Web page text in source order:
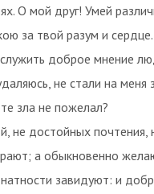
О мой друг! Умей
за твой разум и сердце.
доброе мнение
не стали на
зла не пожелал?
не достойных почтения,
а обыкновенно
завидуют: и